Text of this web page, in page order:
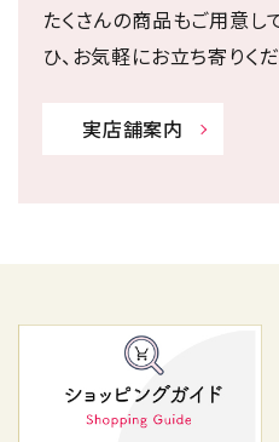
たくさんの商品もご用意し
ひ、お気軽にお立ち寄りくだ
実店舗案内